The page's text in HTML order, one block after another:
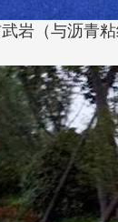
岩（与沥青